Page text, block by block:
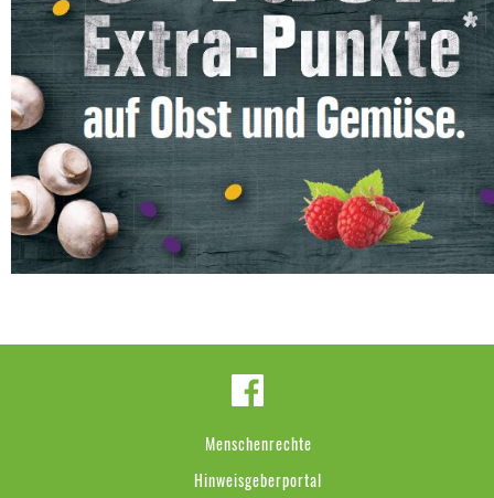
Menschenrechte
Hinweisgeberportal